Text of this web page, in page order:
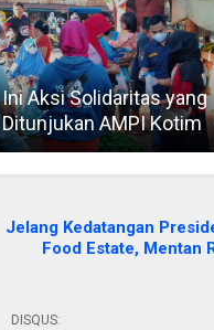
Ini Aksi Solidaritas yang
Ditunjukan AMPI Kotim
Jelang Kedatangan
Food Estate, Mentan
DISQUS: